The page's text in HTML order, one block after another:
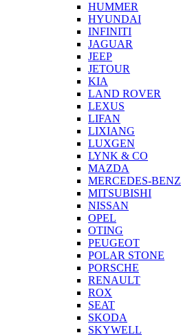
HUMMER
HYUNDAI
INFINITI
JAGUAR
JEEP
JETOUR
KIA
LAND ROVER
LEXUS
LIFAN
LIXIANG
LUXGEN
LYNK & CO
MAZDA
MERCEDES-BENZ
MITSUBISHI
NISSAN
OPEL
OTING
PEUGEOT
POLAR STONE
PORSCHE
RENAULT
ROX
SEAT
SKODA
SKYWELL